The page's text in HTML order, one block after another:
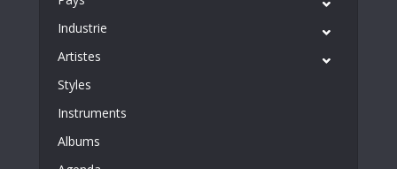
Industrie
Artistes
Styles
Instruments
Albums